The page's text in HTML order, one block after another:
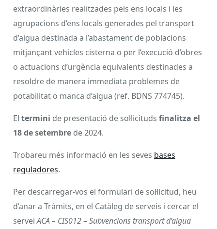
extraordinàries realitzades pels ens locals i les
agrupacions d’ens locals generades pel transport
d’aigua destinada a l’abastament de poblacions
mitjançant vehicles cisterna o per l’execució d’obres
o actuacions d’urgència equivalents destinades a
resoldre de manera immediata problemes de
potabilitat o manca d’aigua (ref. BDNS 774745).
El termini de presentació de sol·licituds finalitza el
18 de setembre de 2024.
Trobareu més informació en les seves bases
reguladores.
Per descarregar-vos el formulari de sol·licitud, heu
d’anar a Tràmits, en el Catàleg de serveis i cercar el
serveiACA – CIS012 – Subvencions transport d’aigua